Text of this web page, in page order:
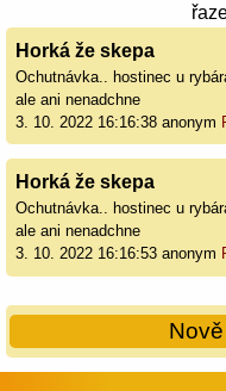
Horká že skepa
Ochutnávka.. hostinec u
ale ani nenadchne
3. 10. 2022 16:16:38 anonym
Horká že skepa
Ochutnávka.. hostinec u
ale ani nenadchne
3. 10. 2022 16:16:53 anonym